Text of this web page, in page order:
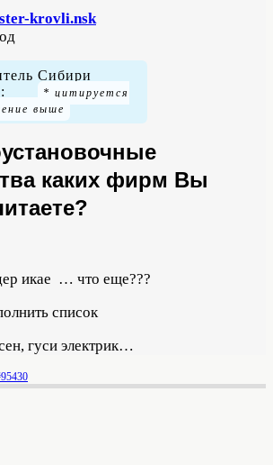
krovli.nsk
Сибири
каких фирм Вы
икае … что еще???
список
гуси электрик…